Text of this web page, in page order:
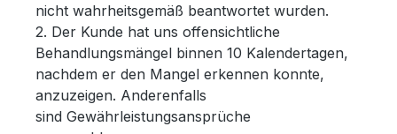
nicht wahrheitsgemäß beantwortet wurden.
2. Der Kunde hat uns offensichtliche
Behandlungsmängel binnen 10 Kalendertagen,
nachdem er den Mangel erkennen konnte,
anzuzeigen. Anderenfalls
sind Gewährleistungsansprüche